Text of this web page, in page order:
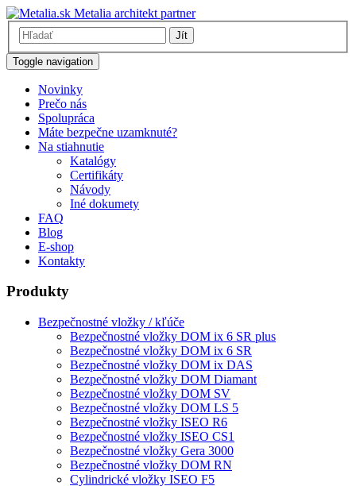
Metalia architekt partner
Jít
Toggle navigation
Novinky
Prečo nás
Spolupráca
Máte bezpečne uzamknuté?
Na stiahnutie
Katalógy
Certifikáty
Návody
Iné dokumety
FAQ
Blog
E-shop
Kontakty
Produkty
Bezpečnostné vložky / kľúče
Bezpečnostné vložky DOM ix 6 SR plus
Bezpečnostné vložky DOM ix 6 SR
Bezpečnostné vložky DOM ix DAS
Bezpečnostné vložky DOM Diamant
Bezpečnostné vložky DOM SV
Bezpečnostné vložky DOM LS 5
Bezpečnostné vložky ISEO R6
Bezpečnostné vložky ISEO CS1
Bezpečnostné vložky Gera 3000
Bezpečnostné vložky DOM RN
Cylindrické vložky ISEO F5